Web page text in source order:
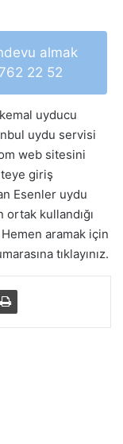
almak
22 52
uyducu
uydu servisi
web sitesini
giriş
Esenler uydu
kullandığı
aramak için
tıklayınız.